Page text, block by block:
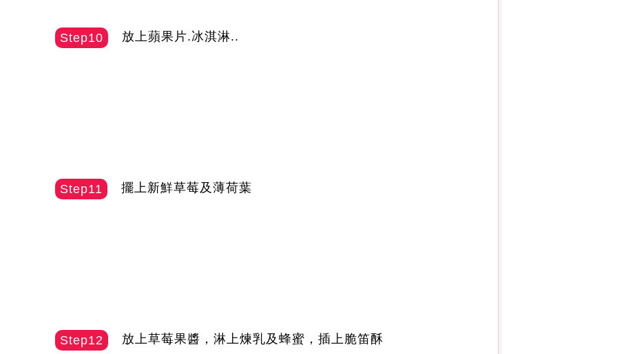
Step10 放上蘋果片.冰淇淋..
Step11 擺上新鮮草莓及薄荷葉
Step12 放上草莓果醬，淋上煉乳及蜂蜜，插上脆笛酥